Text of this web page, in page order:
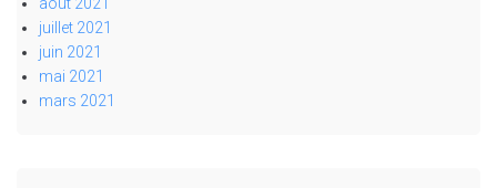
août 2021
juillet 2021
juin 2021
mai 2021
mars 2021